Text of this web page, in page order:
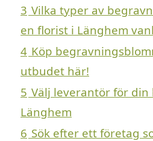
3 Vilka typer av
en florist i Länghem
4 Köp
utbudet här!
5 Välj leverantör för din
Länghem
6 Sök efter ett företag